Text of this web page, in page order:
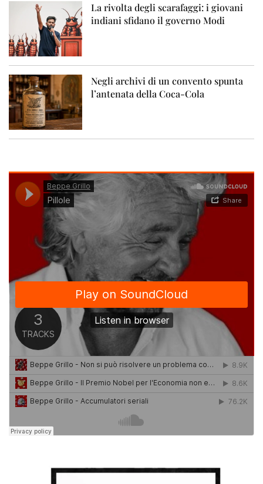
La rivolta degli scarafaggi: i giovani
indiani sfidano il governo Modi
Negli archivi di un convento spunta
l’antenata della Coca-Cola